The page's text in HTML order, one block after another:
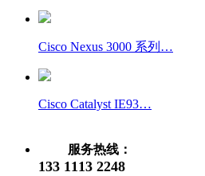
Cisco Nexus 3000 系列…
Cisco Catalyst IE93…
服务热线：
133 1113 2248